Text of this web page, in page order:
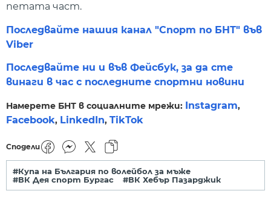
петата част.
Последвайте нашия канал "Спорт по БНТ" във
Viber
Последвайте ни и във Фейсбук, за да сте
винаги в час с последните спортни новини
Намерете БНТ в социалните мрежи: Instagram,
Facebook, LinkedIn, TikTok
Сподели
#Купа на България по волейбол за мъже
#ВК Дея спорт Бургас
#ВК Хебър Пазарджик